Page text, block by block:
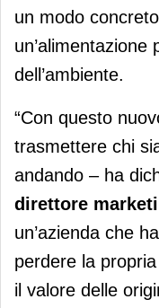
un modo
dell’ambiente.
“Con questo
trasmettere chi
andando – ha
direttore
un’azienda che
perdere la
il valore delle